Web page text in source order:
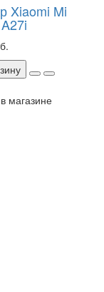
Xiaomi Mi